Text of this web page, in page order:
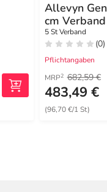
Allevyn
cm Verband
5 St Verband
(0)
Pflichtangaben
MRP2 682,59 €
483,49 €
(96,70 €/1 St)